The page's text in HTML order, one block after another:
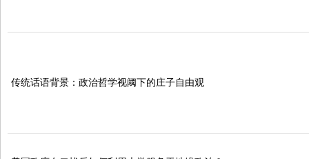
传统话语背景：政治哲学视阈下的庄子自由观